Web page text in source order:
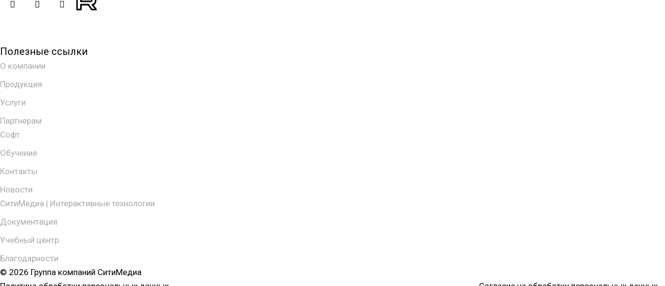
Полезные ссылки
О компании
Продукция
Услуги
Партнерам
Софт
Обучение
Контакты
Новости
СитиМедиа | Интерактивные технологии
Документация
Учебный центр
Благодарности
© 2026 Группа компаний СитиМедиа